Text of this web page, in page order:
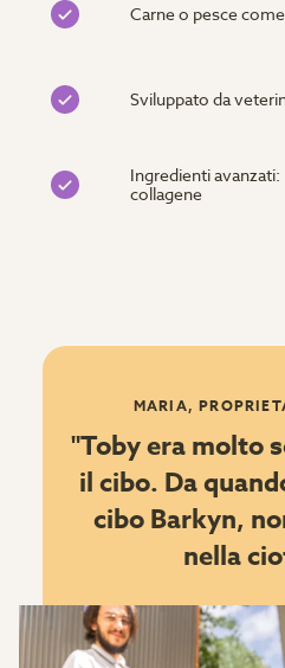
Carne o pesce
Sviluppato da
Ingredienti
collagene
MARIA,
"Toby era molto
il cibo. Da
cibo Barkyn,
nella